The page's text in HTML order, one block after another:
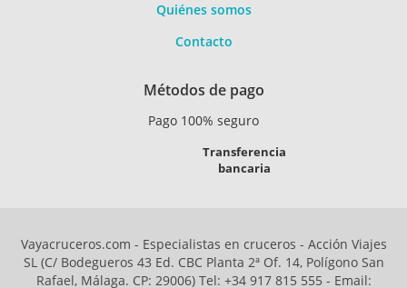
Quiénes somos
Contacto
Métodos de pago
Pago 100% seguro
Transferencia
bancaria
Vayacruceros.com - Especialistas en cruceros - Acción Viajes
SL (C/ Bodegueros 43 Ed. CBC Planta 2ª Of. 14, Polígono San
Rafael, Málaga. CP: 29006) Tel: +34 917 815 555 - Email: